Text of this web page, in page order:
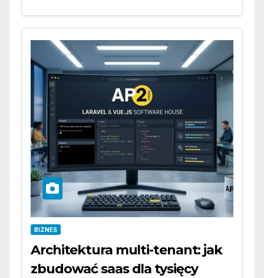
BIZNES
Architektura multi-tenant: jak
zbudować saas dla tysięcy